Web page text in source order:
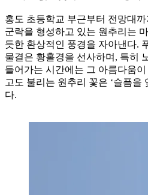
홍도 초등학교 부근부터 전망대
군락을 형성하고 있는 원추리는
듯한 환상적인 풍경을 자아낸다.
물결은 황홀경을 선사하며, 특히
들어가는 시간에는 그 아름다움
고도 불리는 원추리 꽃은 ‘슬픔을
다.